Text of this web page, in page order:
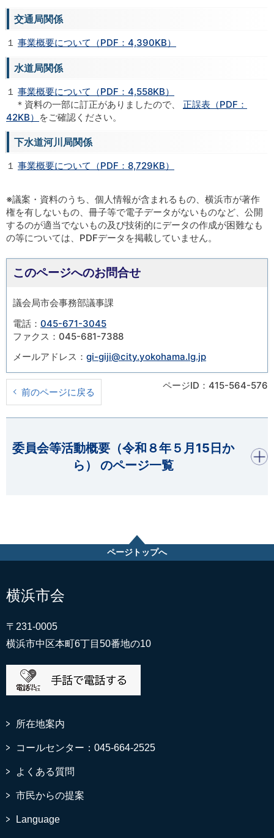
交通局関係
１ 事業概要について（PDF：4,390KB）
水道局関係
１ 事業概要について（PDF：4,558KB）
＊資料の一部に訂正がありましたので、 正誤表（PDF：
42KB） をご確認ください。
下水道河川局関係
１ 事業概要について（PDF：8,729KB）
※議案・資料のうち、個人情報が含まれるもの、横浜市が著作
権を有しないもの、冊子等で電子データがないものなど、公開
するのが適当でないもの及び技術的にデータの作成が困難なも
の等については、PDFデータを掲載していません。
このページへのお問合せ
議会局市会事務部議事課
電話： 045-671-3045
ファクス：045-681-7388
メールアドレス： gi-giji@city.yokohama.lg.jp
前のページに戻る
ページID：415-564-576
委員会等活動概要（令和８年５月15日か
ら） のページ一覧
開く
ページトップへ
横浜市会
〒231-0005
横浜市中区本町6丁目50番地の10
所在地案内
コールセンター：045-664-2525
よくある質問
市民からの提案
Language